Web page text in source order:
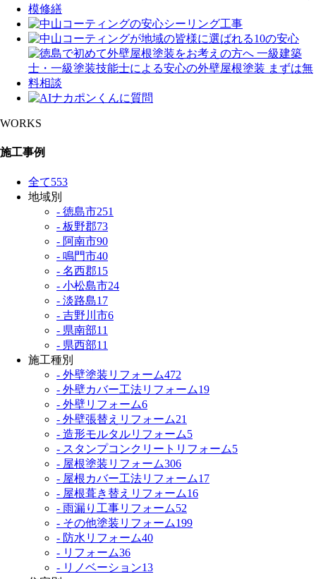
WORKS
施工事例
全て553
地域別
- 徳島市251
- 板野郡73
- 阿南市90
- 鳴門市40
- 名西郡15
- 小松島市24
- 淡路島17
- 吉野川市6
- 県南部11
- 県西部11
施工種別
- 外壁塗装リフォーム472
- 外壁カバー工法リフォーム19
- 外壁リフォーム6
- 外壁張替えリフォーム21
- 造形モルタルリフォーム5
- スタンプコンクリートリフォーム5
- 屋根塗装リフォーム306
- 屋根カバー工法リフォーム17
- 屋根葺き替えリフォーム16
- 雨漏り工事リフォーム52
- その他塗装リフォーム199
- 防水リフォーム40
- リフォーム36
- リノベーション13